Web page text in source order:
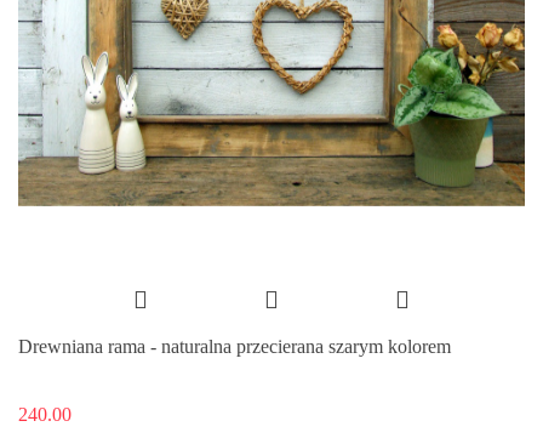
Drewniana rama - naturalna przecierana szarym kolorem
240.00